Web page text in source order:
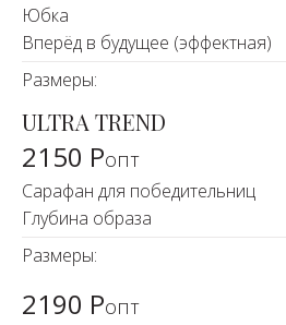
Юбка
Вперёд в будущее (эффектная)
Размеры:
ULTRA TREND
2150 Ропт
Сарафан для победительниц
Глубина образа
Размеры:
2190 Ропт